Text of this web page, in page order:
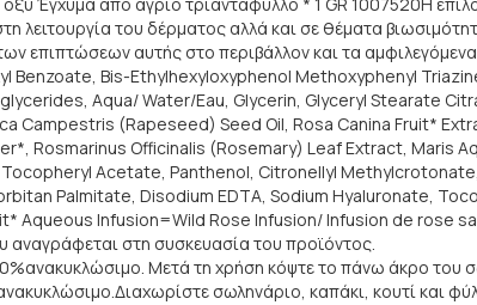
λειτουργία του δέρματος αλλά και σε θέματα
επιπτώσεων αυτής στο περιβάλλον και τα
Benzoate, Bis-Ethylhexyloxyphenol Methoxyphenyl
Aqua/ Water/Eau, Glycerin, Glyceryl Stearate
Campestris (Rapeseed) Seed Oil, Rosa Canina Fruit*
Rosmarinus Officinalis (Rosemary) Leaf Extract, Maris
Acetate, Panthenol, Citronellyl
Palmitate, Disodium EDTA, Sodium Hyaluronate,
Infusion=Wild Rose Infusion/ Infusion de rose
αναγράφεται στη συσκευασία του προϊόντος.
Μετά τη χρήση κόψτε το πάνω άκρο του
σωληνάριο, καπάκι, κουτί και